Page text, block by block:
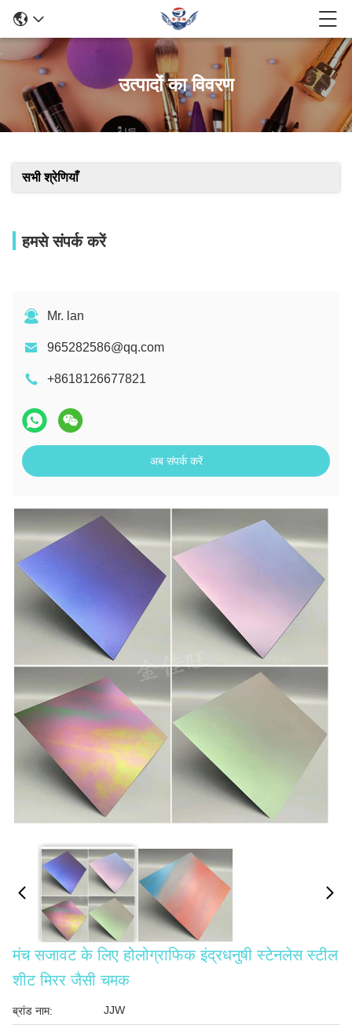
उत्पादों का विवरण
सभी श्रेणियाँ
हमसे संपर्क करें
Mr. lan
965282586@qq.com
+8618126677821
अब संपर्क करें
मंच सजावट के लिए होलोग्राफिक इंद्रधनुषी स्टेनलेस स्टील
शीट मिरर जैसी चमक
ब्रांड नाम: JJW